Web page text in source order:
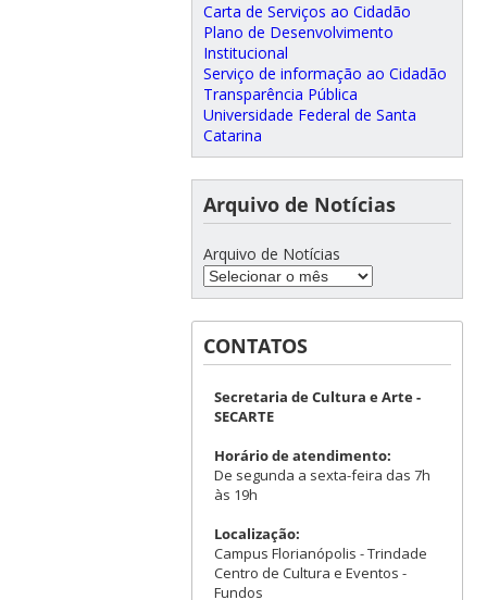
Carta de Serviços ao Cidadão
Plano de Desenvolvimento
Institucional
Serviço de informação ao Cidadão
Transparência Pública
Universidade Federal de Santa
Catarina
Arquivo de Notícias
Arquivo de Notícias
CONTATOS
Secretaria de Cultura e Arte -
SECARTE
Horário de atendimento:
De segunda a sexta-feira das 7h
às 19h
Localização:
Campus Florianópolis - Trindade
Centro de Cultura e Eventos -
Fundos